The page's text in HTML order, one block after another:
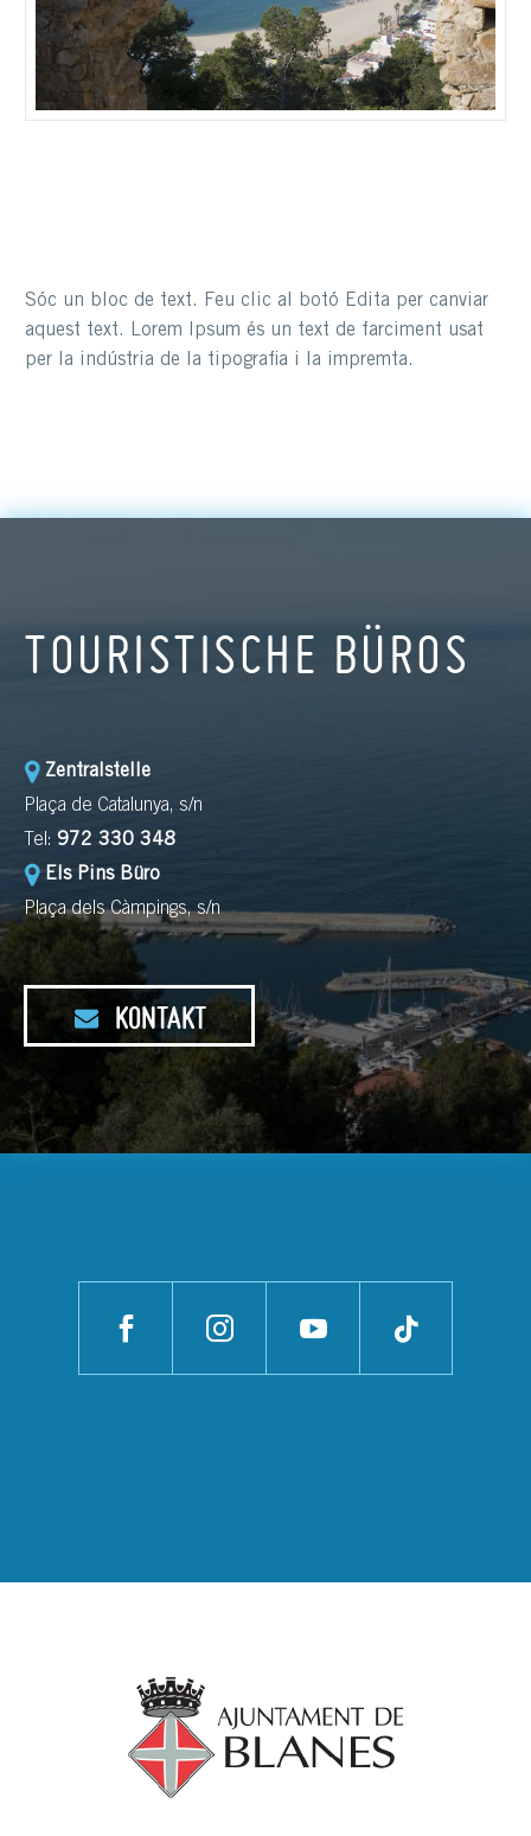
Sóc un bloc de text. Feu clic al botó Edita per canviar
aquest text. Lorem Ipsum és un text de farciment usat
per la indústria de la tipografia i la impremta.
TOURISTISCHE BÜROS
Zentralstelle
Plaça de Catalunya, s/n
Tel: 972 330 348
Els Pins Büro
Plaça dels Càmpings, s/n
KONTAKT